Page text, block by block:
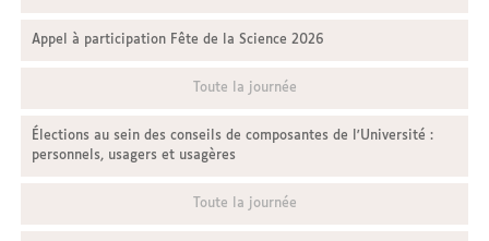
Appel à participation Fête de la Science 2026
Toute la journée
Élections au sein des conseils de composantes de l'Université :
personnels, usagers et usagères
Toute la journée